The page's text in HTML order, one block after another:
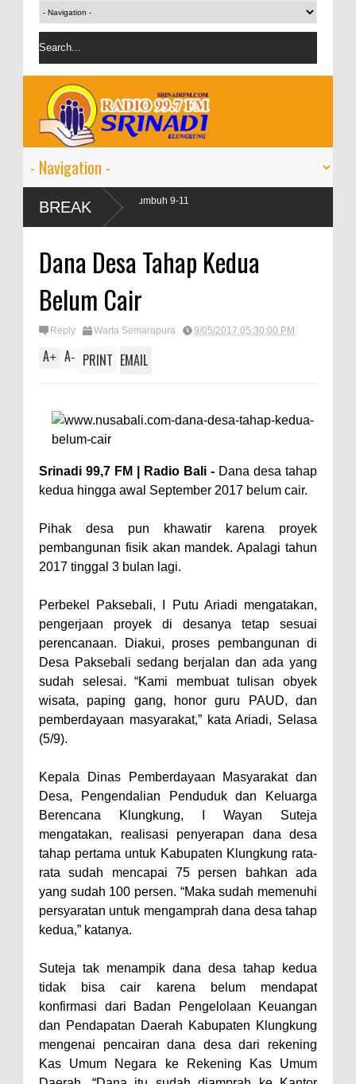
BREAK
pada 2024 tumbuh 9-11
Dana Desa Tahap Kedua
Belum Cair
Reply Warta Semarapura 9/05/2017 05:30:00 PM
A+ A- PRINT EMAIL
Srinadi 99,7 FM | Radio Bali - Dana desa tahap
kedua hingga awal September 2017 belum cair.
Pihak desa pun khawatir karena proyek
pembangunan fisik akan mandek. Apalagi tahun
2017 tinggal 3 bulan lagi.
Perbekel Paksebali, I Putu Ariadi mengatakan,
pengerjaan proyek di desanya tetap sesuai
perencanaan. Diakui, proses pembangunan di
Desa Paksebali sedang berjalan dan ada yang
sudah selesai. “Kami membuat tulisan obyek
wisata, paping gang, honor guru PAUD, dan
pemberdayaan masyarakat,” kata Ariadi, Selasa
(5/9).
Kepala Dinas Pemberdayaan Masyarakat dan
Desa, Pengendalian Penduduk dan Keluarga
Berencana Klungkung, I Wayan Suteja
mengatakan, realisasi penyerapan dana desa
tahap pertama untuk Kabupaten Klungkung rata-
rata sudah mencapai 75 persen bahkan ada
yang sudah 100 persen. “Maka sudah memenuhi
persyaratan untuk mengamprah dana desa tahap
kedua,” katanya.
Suteja tak menampik dana desa tahap kedua
tidak bisa cair karena belum mendapat
konfirmasi dari Badan Pengelolaan Keuangan
dan Pendapatan Daerah Kabupaten Klungkung
mengenai pencairan dana desa dari rekening
Kas Umum Negara ke Rekening Kas Umum